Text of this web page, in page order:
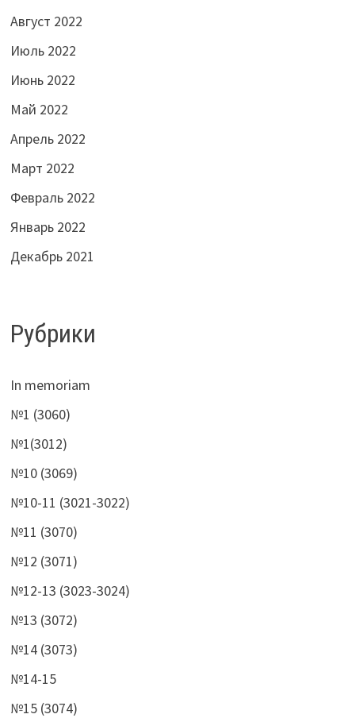
Август 2022
Июль 2022
Июнь 2022
Май 2022
Апрель 2022
Март 2022
Февраль 2022
Январь 2022
Декабрь 2021
Рубрики
In memoriam
№1 (3060)
№1(3012)
№10 (3069)
№10-11 (3021-3022)
№11 (3070)
№12 (3071)
№12-13 (3023-3024)
№13 (3072)
№14 (3073)
№14-15
№15 (3074)